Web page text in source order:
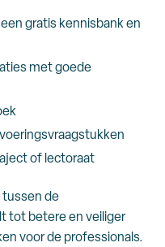
gratis kennisbank en
met goede
of lectoraat
de
tot betere en veiliger
voor de professionals.